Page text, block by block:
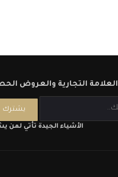
الأشياء الجيدة تأتي لمن